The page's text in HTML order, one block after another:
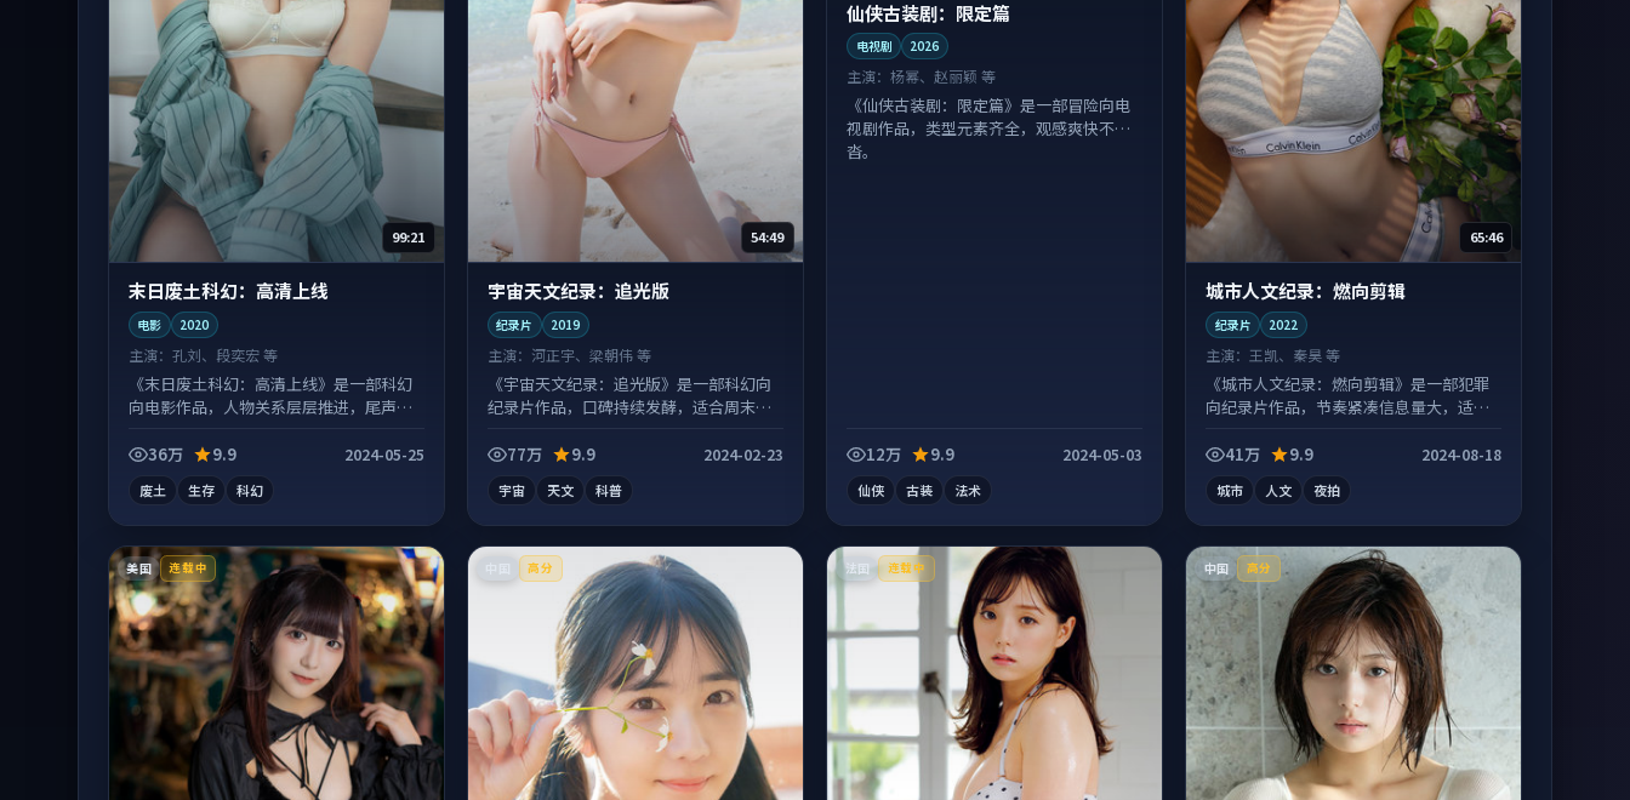
99:21
末日废土科幻：高清上线
电影 2020
主演： 孔刘、段奕宏 等
《末日废土科幻：高清上线》是一部科幻
向电影作品，人物关系层层推进，尾声常
36万
9.9 2024-05-25
废土 生存 科幻
54:49
宇宙天文纪录：追光版
纪录片 2019
主演： 河正宇、梁朝伟 等
《宇宙天文纪录：追光版》是一部科幻向
纪录片作品，口碑持续发酵，适合周末一
77万
9.9 2024-02-23
宇宙 天文 科普
仙侠古装剧：限定篇
电视剧 2026
主演：杨幂、赵丽颖 等
《仙侠古装剧：限定篇》是一部冒险向电
视剧作品，类型元素齐全，观感爽快不拖
沓。
12万 9.9 2024-05-03
仙侠 古装 法术
65:46
城市人文纪录：燃向剪辑
纪录片 2022
主演： 王凯、秦昊 等
《城市人文纪录：燃向剪辑》是一部犯罪
向纪录片作品，节奏紧凑信息量大，适合
41万
9.9 2024-08-18
城市 人文 夜拍
美国 连载中 高分 法国 连载中 中国 高分